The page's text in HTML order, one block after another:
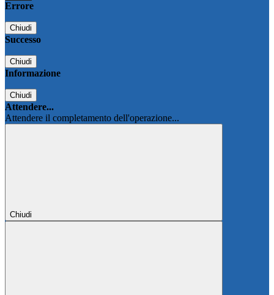
Errore
Chiudi
Successo
Chiudi
Informazione
Chiudi
Attendere...
Attendere il completamento dell'operazione...
Chiudi